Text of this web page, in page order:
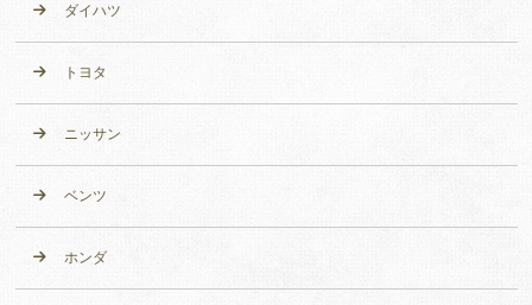
ダイハツ
トヨタ
ニッサン
ベンツ
ホンダ